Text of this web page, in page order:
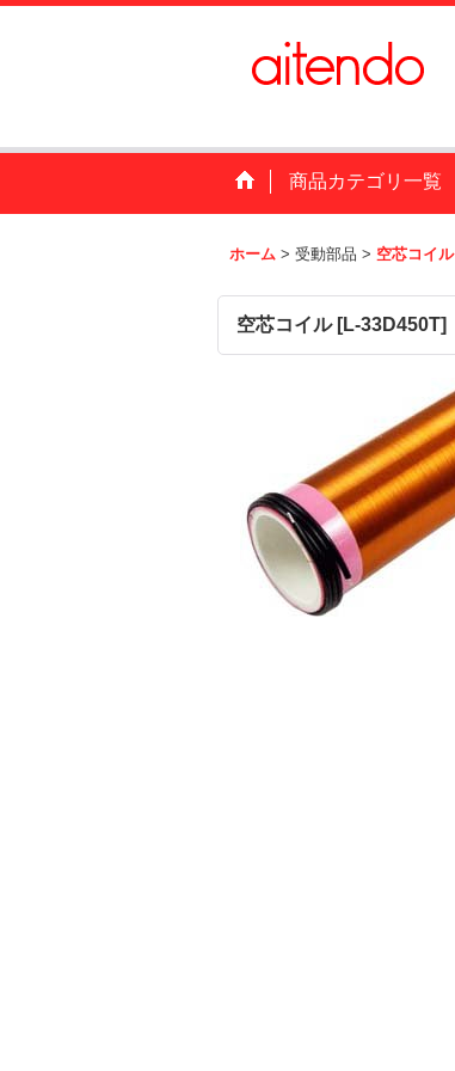
商品カテゴリ一覧
ホーム > 受動部品 > 空芯コイル
空芯コイル [L-33D450T]